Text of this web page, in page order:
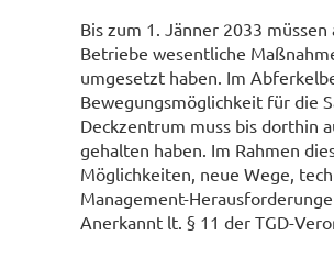
Bis zum 1. Jänner 2033
Betriebe wesentliche
umgesetzt haben. Im
Bewegungsmöglichkeit für die
Deckzentrum muss bis dorthin
gehalten haben. Im Rahmen
Möglichkeiten, neue Wege,
Management-
Anerkannt lt. § 11 der TGD-